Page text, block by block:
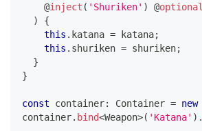
@inject ( 'Shuriken' ) @optional
)
{
this . katana = katana;
this . shuriken = shuriken;
}
}
const container: Container = new
container. bind<Weapon>( 'Katana' ) .